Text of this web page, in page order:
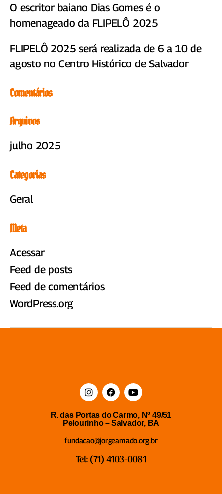
O escritor baiano Dias Gomes é o
homenageado da FLIPELÔ 2025
FLIPELÔ 2025 será realizada de 6 a 10 de
agosto no Centro Histórico de Salvador
Comentários
Arquivos
julho 2025
Categorias
Geral
Meta
Acessar
Feed de posts
Feed de comentários
WordPress.org
R. das Portas do Carmo, Nº 49/51
Pelourinho – Salvador, BA
fundacao@jorgeamado.org.br
Tel: (71) 4103-0081